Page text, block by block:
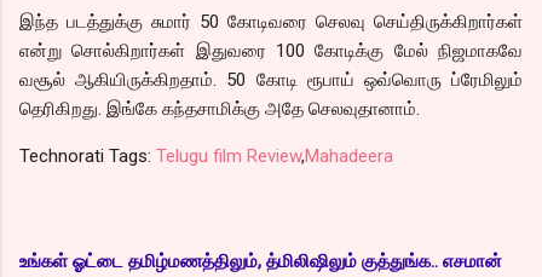
இந்த படத்துக்கு சுமார் 50 கோடிவரை செலவு செய்திருக்கிறார்கள்
என்று சொல்கிறார்கள் இதுவரை 100 கோடிக்கு மேல் நிஜமாகவே
வசூல் ஆகியிருக்கிறதாம். 50 கோடி ரூபாய் ஒவ்வொரு ப்ரேமிலும்
தெரிகிறது. இங்கே கந்தசாமிக்கு அதே செலவுதானாம்.
Technorati Tags: Telugu film Review,Mahadeera
உங்கள் ஓட்டை தமிழ்மணத்திலும், த்மிலிஷிலும் குத்துங்க.. எசமான்